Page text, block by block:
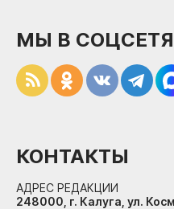
МЫ В
КОНТАКТЫ
АДРЕС РЕДАКЦИИ
248000, г. Калуга, ул.